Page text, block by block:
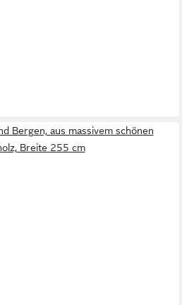
Bergen, aus massivem schönen
Breite 255 cm